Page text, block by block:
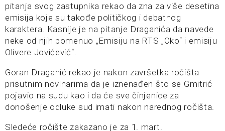
pitanja svog zastupnika rekao da zna za više desetina
emisija koje su takođe političkog i debatnog
karaktera. Kasnije je na pitanje Draganića da navede
neke od njih pomenuo „Emisiju na RTS „Oko“ i emisiju
Olivere Jovićević“.
Goran Draganić rekao je nakon završetka ročišta
prisutnim novinarima da je iznenađen što se Gmitrić
pojavio na sudu kao i da će sve činjenice za
donošenje odluke sud imati nakon narednog ročišta.
Sledeće ročište zakazano je za 1. mart.